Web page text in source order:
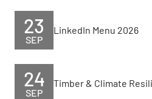
SEP
23 LinkedIn Menu 2026
SEP
24 Timber & Climate